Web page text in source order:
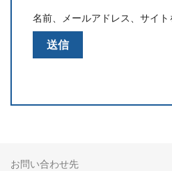
名前、メールアドレス、サイト
お問い合わせ先